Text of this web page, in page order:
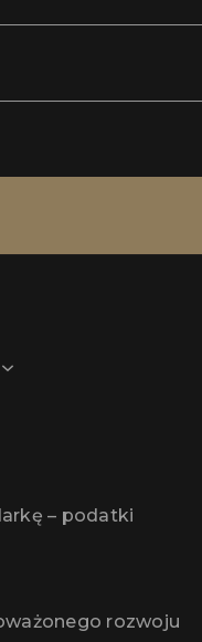
– podatki
rozwoju